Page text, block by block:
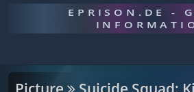
EPRISON.DE -